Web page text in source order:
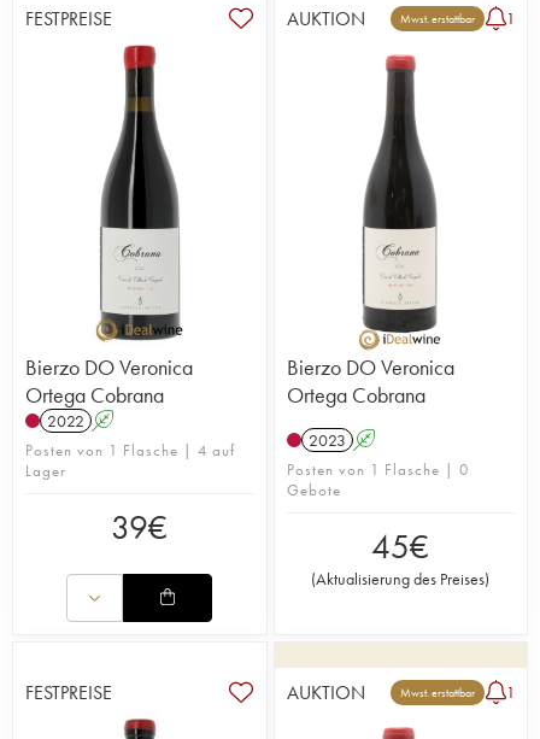
FESTPREISE
Bierzo DO Veronica
Ortega Cobrana
2022 A
Posten von 1 Flasche | 4 auf
Lager
39€
AUKTION Mwst. erstattbar 1
Bierzo DO Veronica
Ortega Cobrana
2023 A
Posten von 1 Flasche | 0
Gebote
45€
(Aktualisierung des Preises)
FESTPREISE AUKTION Mwst. erstattbar 1